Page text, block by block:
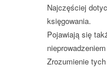
Najczęściej
księgowania.
Pojawiają się
Zrozumienie